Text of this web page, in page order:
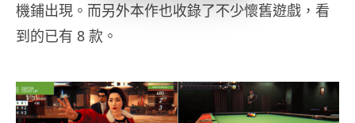
機鋪出現。而另外本作也收錄了不少懷舊遊戲，看
到的已有 8 款。